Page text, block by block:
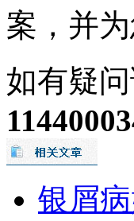
案，并
如有疑
银屑